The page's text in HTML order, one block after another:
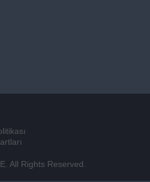
All Rights Reserved.